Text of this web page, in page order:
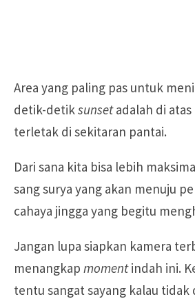
Area yang paling pas untuk
detik-detiksunsetadalah di
terletak di sekitaran pantai.
Dari sana kita bisa lebih
sang surya yang akan menuju
cahaya jingga yang begitu
Jangan lupa siapkan kamera
menangkap momentindah ini.
tentu sangat sayang kalau tidak